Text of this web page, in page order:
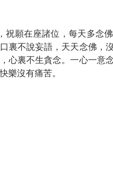
裏不說妄語，天天念佛，
心裏不生貪念。一心一意
樂沒有痛苦。